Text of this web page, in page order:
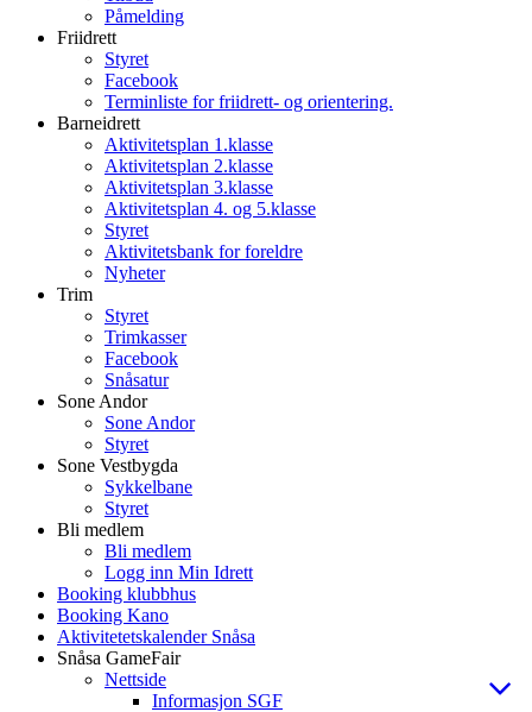
Påmelding
Friidrett
Styret
Facebook
Terminliste for friidrett- og orientering.
Barneidrett
Aktivitetsplan 1.klasse
Aktivitetsplan 2.klasse
Aktivitetsplan 3.klasse
Aktivitetsplan 4. og 5.klasse
Styret
Aktivitetsbank for foreldre
Nyheter
Trim
Styret
Trimkasser
Facebook
Snåsatur
Sone Andor
Sone Andor
Styret
Sone Vestbygda
Sykkelbane
Styret
Bli medlem
Bli medlem
Logg inn Min Idrett
Booking klubbhus
Booking Kano
Aktivitetetskalender Snåsa
Snåsa GameFair
Nettside
Informasjon SGF